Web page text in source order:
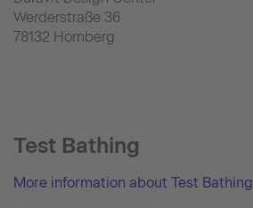
Werderstraße 36
78132 Hornberg
Test Bathing
More information about Test Bathing